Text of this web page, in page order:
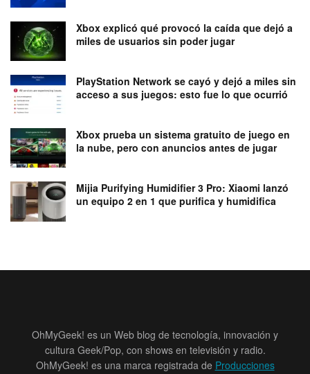
Xbox explicó qué provocó la caída que dejó a
miles de usuarios sin poder jugar
PlayStation Network se cayó y dejó a miles sin
acceso a sus juegos: esto fue lo que ocurrió
Xbox prueba un sistema gratuito de juego en
la nube, pero con anuncios antes de jugar
Mijia Purifying Humidifier 3 Pro: Xiaomi lanzó
un equipo 2 en 1 que purifica y humidifica
OhMyGeek! es un Web blog de tecnología, innovación y
cultura Geek/Pop, con shows en televisión y radio.
OhMyGeek! es una marca registrada de Producciones